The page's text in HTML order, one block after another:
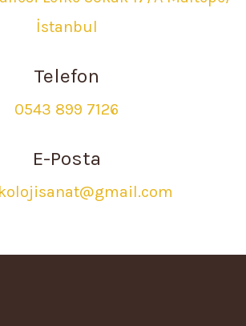
İstanbul
Telefon
0543 899 7126
E-Posta